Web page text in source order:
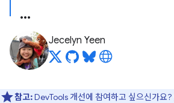
Jecelyn Yeen
참고:DevTools 개선에 참여하고 싶으신가요?